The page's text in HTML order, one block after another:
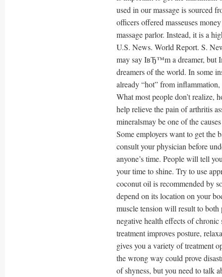
used in our massage is sourced
officers offered masseuses
massage parlor. Instead, it is a
U.S. News. World Report. S.
may say IвЂ™m a dreamer, but
dreamers of the world. In some
already “hot” from
What most people don’t realize,
help relieve the pain of arthritis
mineralsmay be one of the
Some employers want to get the
consult your physician before
anyone’s time. People will tell
your time to shine. Try to use
coconut oil is recommended by
depend on its location on your
muscle tension will result to both
negative health effects of
treatment improves posture,
gives you a variety of treatment
the wrong way could prove
of shyness, but you need to talk